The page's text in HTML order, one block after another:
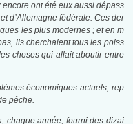
ont été eux aussi dépass
d’Allemagne fédérale. Ces der
les plus modernes ; et en m
ils cherchaient tous les poiss
choses qui allait aboutir entre
économiques actuels, rep
pêche.
chaque année, fourni des dizai